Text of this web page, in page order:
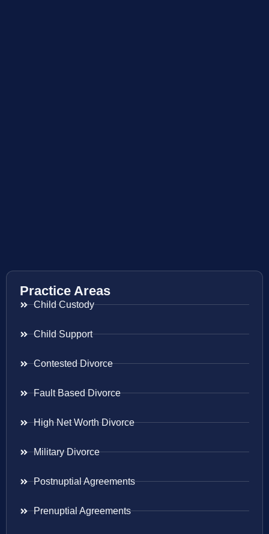
Practice Areas
Child Custody
Child Support
Contested Divorce
Fault Based Divorce
High Net Worth Divorce
Military Divorce
Postnuptial Agreements
Prenuptial Agreements